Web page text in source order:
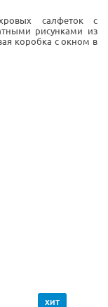
салфеток с
рисунками из
коробка с окном в
ХИТ